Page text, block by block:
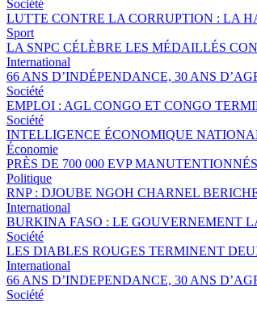
Société
LUTTE CONTRE LA CORRUPTION : LA
Sport
LA SNPC CÉLÈBRE LES MÉDAILLÉS
International
66 ANS D’INDÉPENDANCE, 30 ANS
Société
EMPLOI : AGL CONGO ET CONGO
Société
INTELLIGENCE ÉCONOMIQUE
Économie
PRÈS DE 700 000 EVP
Politique
RNP : DJOUBE NGOH CHARNEL
International
BURKINA FASO : LE GOUVERNEMENT
Société
LES DIABLES ROUGES TERMINENT
International
66 ANS D’INDEPENDANCE, 30 ANS
Société